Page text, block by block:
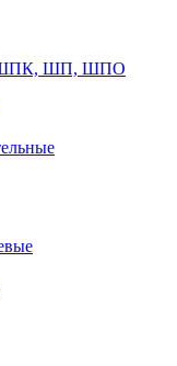
ШПК, ШП, ШПО